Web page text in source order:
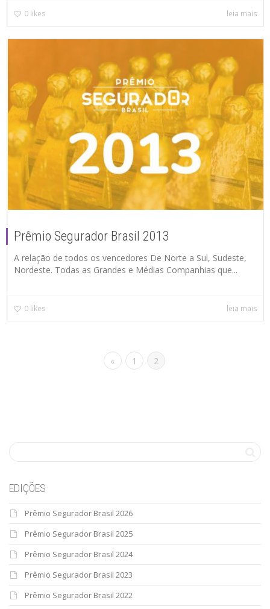
0 likes leia mais
Prêmio Segurador Brasil 2013
A relação de todos os vencedores De Norte a Sul, Sudeste,
Nordeste. Todas as Grandes e Médias Companhias que...
0 likes leia mais
« 1 2
EDIÇÕES
Prêmio Segurador Brasil 2026
Prêmio Segurador Brasil 2025
Prêmio Segurador Brasil 2024
Prêmio Segurador Brasil 2023
Prêmio Segurador Brasil 2022